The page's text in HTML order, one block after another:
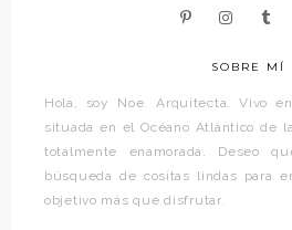
SOBRE MÍ
Hola, soy Noe. Arquitecta. Vivo
situada en el Océano Atlántico de
totalmente enamorada. Deseo
búsqueda de cositas lindas para
objetivo más que disfrutar.